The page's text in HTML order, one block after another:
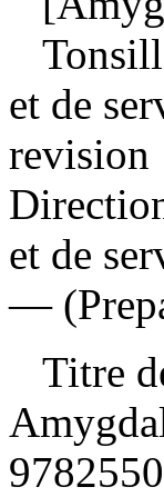
et de
et de
—
Titre